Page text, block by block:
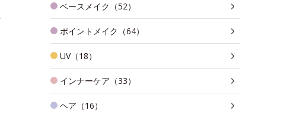
ベースメイク（52）
ポイントメイク（64）
UV（18）
インナーケア（33）
ヘア（16）